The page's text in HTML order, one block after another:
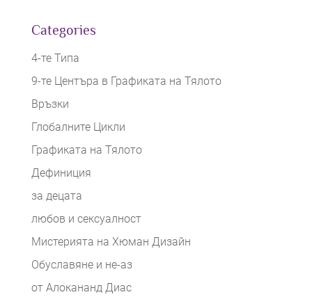
Categories
4-те Типа
9-те Центъра в Графиката на Тялото
Връзки
Глобалните Цикли
Графиката на Тялото
Дефиниция
за децата
любов и сексуалност
Мистерията на Хюман Дизайн
Обуславяне и не-аз
от Алокананд Диас